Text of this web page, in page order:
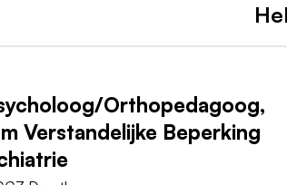
Orthopedagoog,
Verstandelijke Beperking